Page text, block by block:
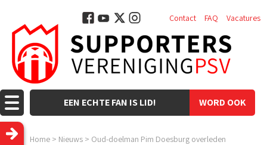
WORD OOK
EEN ECHTE FAN IS LID!
Contact FAQ Vacatures
Home > Nieuws > Oud-doelman Pim Doesburg overleden